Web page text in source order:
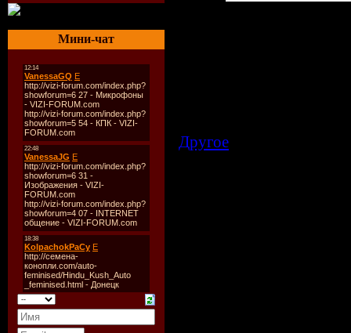
Мини-чат
Другое